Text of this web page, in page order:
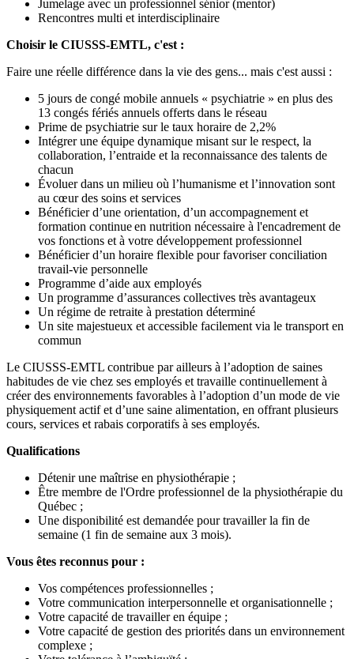
Jumelage avec un professionnel sénior (mentor)
Rencontres multi et interdisciplinaire
Choisir le CIUSSS-EMTL, c'est :
Faire une réelle différence dans la vie des gens... mais c'est aussi :
5 jours de congé mobile annuels « psychiatrie » en plus des
13 congés fériés annuels offerts dans le réseau
Prime de psychiatrie sur le taux horaire de 2,2%
Intégrer une équipe dynamique misant sur le respect, la
collaboration, l’entraide et la reconnaissance des talents de
chacun
Évoluer dans un milieu où l’humanisme et l’innovation sont
au cœur des soins et services
Bénéficier d’une orientation, d’un accompagnement et
formation continue en nutrition nécessaire à l'encadrement de
vos fonctions et à votre développement professionnel
Bénéficier d’un horaire flexible pour favoriser conciliation
travail-vie personnelle
Programme d’aide aux employés
Un programme d’assurances collectives très avantageux
Un régime de retraite à prestation déterminé
Un site majestueux et accessible facilement via le transport en
commun
Le CIUSSS-EMTL contribue par ailleurs à l’adoption de saines
habitudes de vie chez ses employés et travaille continuellement à
créer des environnements favorables à l’adoption d’un mode de vie
physiquement actif et d’une saine alimentation, en offrant plusieurs
cours, services et rabais corporatifs à ses employés.
Qualifications
Détenir une maîtrise en physiothérapie ;
Être membre de l'Ordre professionnel de la physiothérapie du
Québec ;
Une disponibilité est demandée pour travailler la fin de
semaine (1 fin de semaine aux 3 mois).
Vous êtes reconnus pour :
Vos compétences professionnelles ;
Votre communication interpersonnelle et organisationnelle ;
Votre capacité de travailler en équipe ;
Votre capacité de gestion des priorités dans un environnement
complexe ;